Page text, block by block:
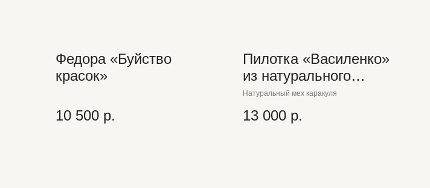
Федора «Буйство
красок»
10 500 р.
Пилотка «Василенко»
из натурального
каракуля
Натуральный мех каракуля
13 000 р.